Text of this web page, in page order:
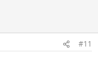
#11